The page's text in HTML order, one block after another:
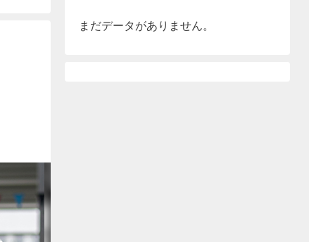
まだデータがありません。